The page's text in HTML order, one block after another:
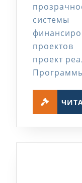
проект